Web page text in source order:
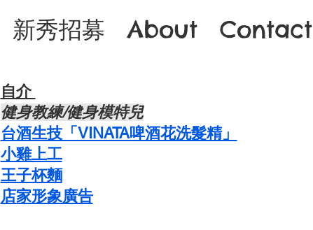
新秀招募 About Contact
自介 ​
​健身教練/健身模特兒
台酒生技「VINATA啤酒花洗髮精」
​小雞上工
​王子杯麵
​店家形象廣告